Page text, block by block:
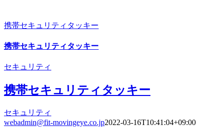
携帯セキュリティタッキー
携帯セキュリティタッキー
セキュリティ
携帯セキュリティタッキー
セキュリティ
webadmin@fit-movingeye.co.jp2022-03-16T10:41:04+09:00